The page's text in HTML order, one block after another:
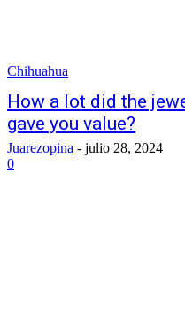
Chihuahua
How a lot did the
gave you value?
Juarezopina - julio 28, 2024
0